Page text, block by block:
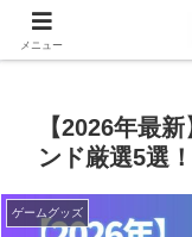
ゲーム部屋レイアウト
【2026年最
ンド厳選5選！
ゲームグッズ
メニュー